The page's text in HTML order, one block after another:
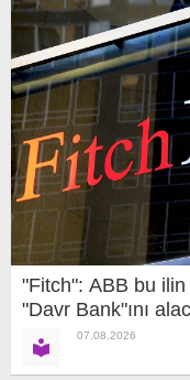
"Fitch": ABB bu
"Davr Bank"ını
07.08.2026